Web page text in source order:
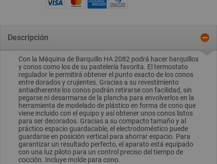
Descripción
Con la Máquina de Barquillo HA 2082 podrá hacer barquillos
y conos como los de su pastelería favorita. El termostato
regulador le permitirá obtener el punto exacto de los conos
entre dorados y crujientes. Gracias a su revestimiento
antiadherente los conos podrán retirarse con facilidad, sin
pegarse ni desarmarse de la plancha para envolverlos en la
herramienta de modelado de plástico en forma de cono que
viene incluido con el equipo y así obtener unos conos listos
para ser decorados. Gracias a su compacto tamaño y al
práctico espacio guardacable, el electrodoméstico puede
guardarse en posición vertical para ahorrar espacio. Para
garantizar un resultado perfecto, el aparato está equipado
con una luz piloto para un control preciso del tiempo de
cocción. Incluye molde para cono.